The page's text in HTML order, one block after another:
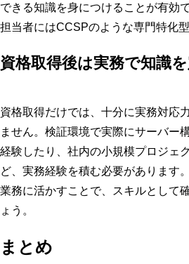
できる知識を身につけることが有効
担当者にはCCSPのような専門特化
資格取得後は実務で知識
資格取得だけでは、十分に実務対応
ません。検証環境で実際にサーバー
経験したり、社内の小規模プロジェ
ど、実務経験を積む必要があります
業務に活かすことで、スキルとして
ょう。
まとめ